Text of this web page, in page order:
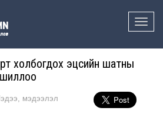
Toggle
холбогдох эцсийн шатны
мэдээлэл